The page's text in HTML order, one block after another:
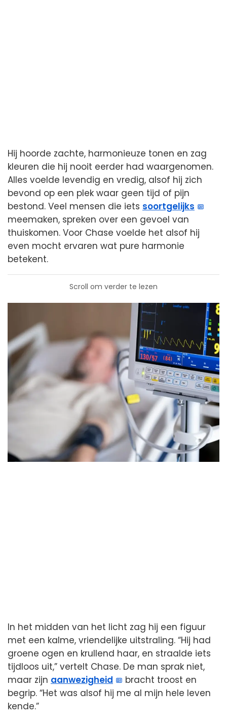
Hij hoorde zachte, harmonieuze tonen en zag
kleuren die hij nooit eerder had waargenomen.
Alles voelde levendig en vredig, alsof hij zich
bevond op een plek waar geen tijd of pijn
bestond. Veel mensen die iets soortgelijks
meemaken, spreken over een gevoel van
thuiskomen. Voor Chase voelde het alsof hij
even mocht ervaren wat pure harmonie
betekent.
Scroll om verder te lezen
In het midden van het licht zag hij een figuur
met een kalme, vriendelijke uitstraling. “Hij had
groene ogen en krullend haar, en straalde iets
tijdloos uit,” vertelt Chase. De man sprak niet,
maar zijn aanwezigheid
bracht troost en
begrip. “Het was alsof hij me al mijn hele leven
kende.”